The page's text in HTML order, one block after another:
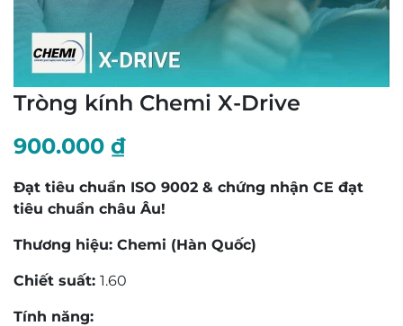
Tròng kính Chemi X-Drive
900.000 ₫
Đạt tiêu chuẩn ISO 9002 & chứng nhận CE đạt
tiêu chuẩn châu Âu!
Thương hiệu: Chemi (Hàn Quốc)
Chiết suất: 1.60
Tính năng: